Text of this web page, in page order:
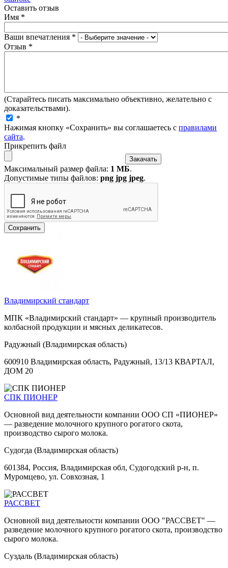
Оставить отзыв
Имя *
Ваши впечатления *
Отзыв *
(Старайтесь писать максимально объективно, желательно с
доказательствами).
*
Нажимая кнопку «Сохранить» вы соглашаетесь с правилами
сайта.
Прикрепить файл
Максимальный размер файла: 1 МБ.
Допустимые типы файлов: png jpg jpeg.
Владимирский стандарт
МПК «Владимирский стандарт» — крупный производитель
колбасной продукции и мясных деликатесов.
Радужный (Владимирская область)
600910 Владимирская область, Радужный, 13/13 КВАРТАЛ,
ДОМ 20
СПК ПИОНЕР
Основной вид деятельности компании ООО СП «ПИОНЕР»
— разведение молочного крупного рогатого скота,
производство сырого молока.
Судогда (Владимирская область)
601384, Россия, Владимирская обл, Судогодский р-н, п.
Муромцево, ул. Совхозная, 1
РАССВЕТ
Основной вид деятельности компании ООО "РАССВЕТ" —
разведение молочного крупного рогатого скота, производство
сырого молока.
Суздаль (Владимирская область)